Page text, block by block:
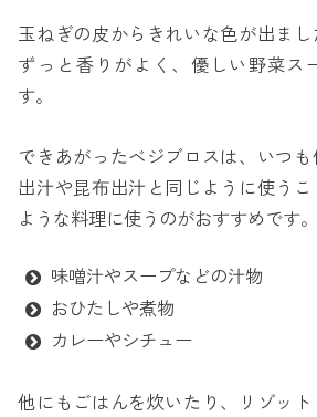
玉ねぎの皮からきれいな色が出ま
ずっと香りがよく、優しい野菜ス
す。
できあがったベジブロスは、いつ
出汁や昆布出汁と同じように使う
ような料理に使うのがおすすめです。
味噌汁やスープなどの汁物
おひたしや煮物
カレーやシチュー
他にもごはんを炊いたり、リゾッ